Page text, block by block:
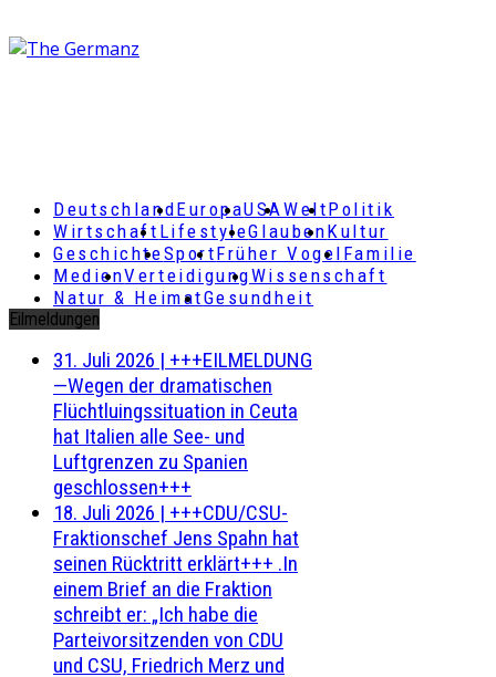
DeutschlandEuropaUSAWeltPolitik
Wirtschaft LifestyleGlaubenKultur
GeschichteSportFrüher Vogel Familie
MedienVerteidigungWissenschaft
Natur & HeimatGesundheit
Eilmeldungen
31. Juli 2026 | +++EILMELDUNG
—Wegen der dramatischen
Flüchtluingssituation in Ceuta
hat Italien alle See- und
Luftgrenzen zu Spanien
geschlossen+++
18. Juli 2026 | +++CDU/CSU-
Fraktionschef Jens Spahn hat
seinen Rücktritt erklärt+++ .In
einem Brief an die Fraktion
schreibt er: „Ich habe die
Parteivorsitzenden von CDU
und CSU, Friedrich Merz und